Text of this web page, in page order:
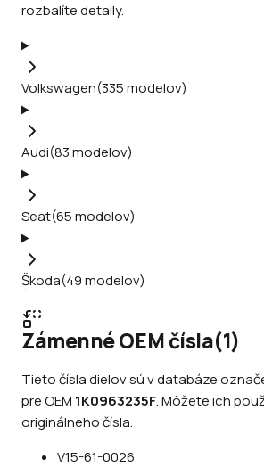
rozbalíte detaily.
Volkswagen(335modelov)
Audi(83modelov)
Seat(65modelov)
Škoda(49modelov)
Zámenné OEM čísla(1)
Tieto čísla dielov sú v databáze
pre OEM 1K0963235F.Môžete ich
originálneho čísla.
V15-61-0026